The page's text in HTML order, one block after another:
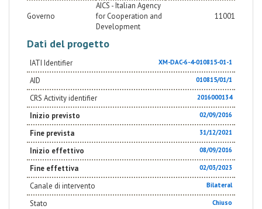
Governo
AICS - Italian Agency
for Cooperation and
Development
11001
Dati del progetto
IATI Identifier XM-DAC-6-4-010815-01-1
AID 010815/01/1
CRS Activity identifier 2016000134
Inizio previsto 02/09/2016
Fine prevista 31/12/2021
Inizio effettivo 08/09/2016
Fine effettiva 02/03/2023
Canale di intervento Bilateral
Stato Chiuso